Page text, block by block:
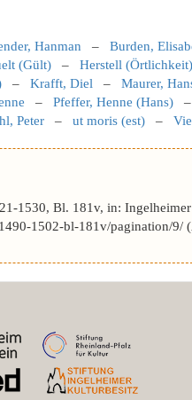
Hanman – Burden,
(Gült) – Herstell (Örtlichkeit)
– Krafft, Diel – Maurer,
– Pfeffer, Henne (Hans)
Peter – ut moris (est) –
1530, Bl. 181v, in:
1502-bl-181v/pagination/9/